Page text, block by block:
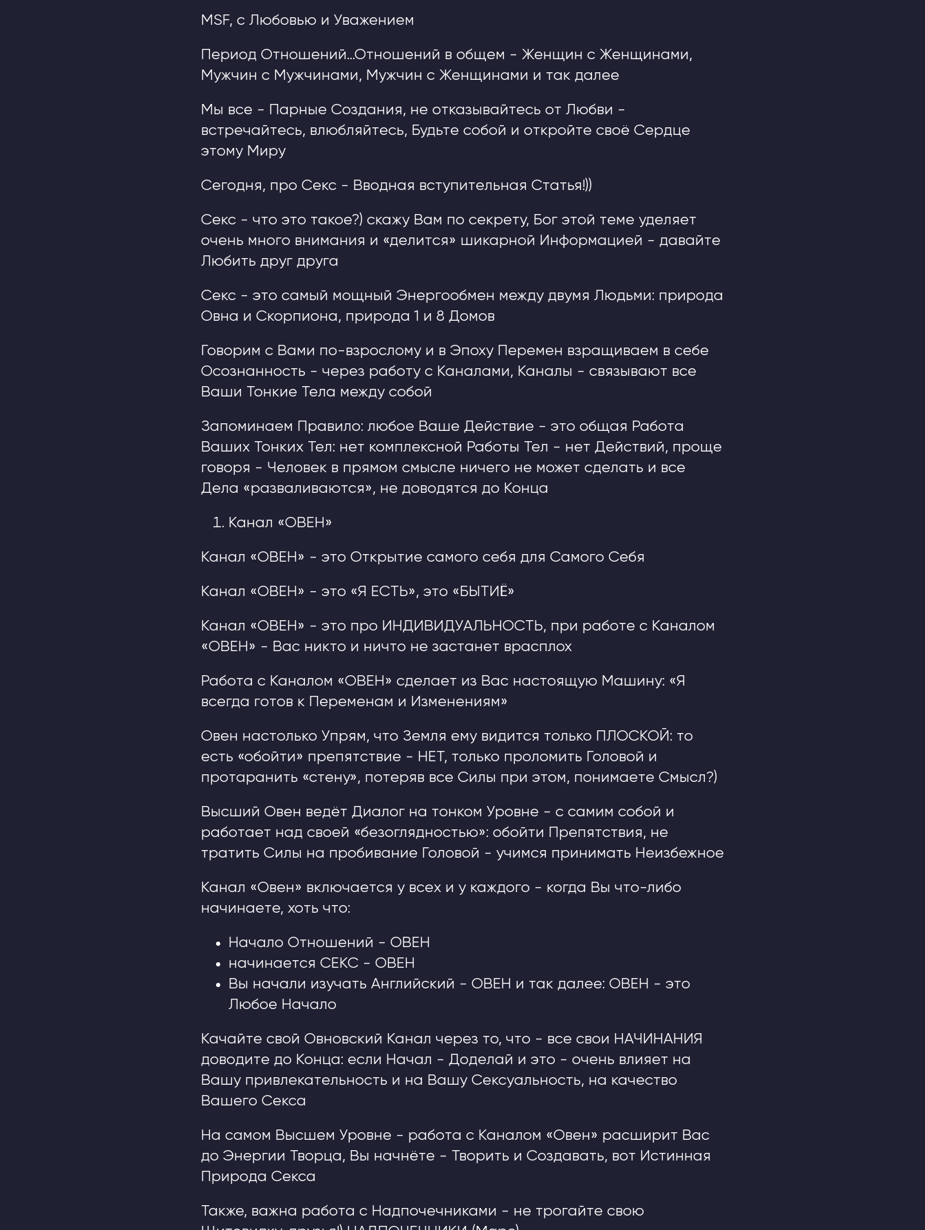
MSF, с Любовью и Уважением
Период Отношений…Отношений в общем - Женщин с Женщинами,
Мужчин с Мужчинами, Мужчин с Женщинами и так далее
Мы все - Парные Создания, не отказывайтесь от Любви -
встречайтесь, влюбляйтесь, Будьте собой и откройте своё Сердце
этому Миру
Сегодня, про Секс - Вводная вступительная Статья!))
Секс - что это такое?) скажу Вам по секрету, Бог этой теме уделяет
очень много внимания и «делится» шикарной Информацией - давайте
Любить друг друга
Секс - это самый мощный Энергообмен между двумя Людьми: природа
Овна и Скорпиона, природа 1 и 8 Домов
Говорим с Вами по-взрослому и в Эпоху Перемен взращиваем в себе
Осознанность - через работу с Каналами, Каналы - связывают все
Ваши Тонкие Тела между собой
Запоминаем Правило: любое Ваше Действие - это общая Работа
Ваших Тонких Тел: нет комплексной Работы Тел - нет Действий, проще
говоря - Человек в прямом смысле ничего не может сделать и все
Дела «разваливаются», не доводятся до Конца
Канал «ОВЕН»
Канал «ОВЕН» - это Открытие самого себя для Самого Себя
Канал «ОВЕН» - это «Я ЕСТЬ», это «БЫТИЁ»
Канал «ОВЕН» - это про ИНДИВИДУАЛЬНОСТЬ, при работе с Каналом
«ОВЕН» - Вас никто и ничто не застанет врасплох
Работа с Каналом «ОВЕН» сделает из Вас настоящую Машину: «Я
всегда готов к Переменам и Изменениям»
Овен настолько Упрям, что Земля ему видится только ПЛОСКОЙ: то
есть «обойти» препятствие - НЕТ, только проломить Головой и
протаранить «стену», потеряв все Силы при этом, понимаете Смысл?)
Высший Овен ведёт Диалог на тонком Уровне - с самим собой и
работает над своей «безоглядностью»: обойти Препятствия, не
тратить Силы на пробивание Головой - учимся принимать Неизбежное
Канал «Овен» включается у всех и у каждого - когда Вы что-либо
начинаете, хоть что:
Начало Отношений - ОВЕН
начинается СЕКС - ОВЕН
Вы начали изучать Английский - ОВЕН и так далее: ОВЕН - это
Любое Начало
Качайте свой Овновский Канал через то, что - все свои НАЧИНАНИЯ
доводите до Конца: если Начал - Доделай и это - очень влияет на
Вашу привлекательность и на Вашу Сексуальность, на качество
Вашего Секса
На самом Высшем Уровне - работа с Каналом «Овен» расширит Вас
до Энергии Творца, Вы начнёте - Творить и Создавать, вот Истинная
Природа Секса
Также, важна работа с Надпочечниками - не трогайте свою